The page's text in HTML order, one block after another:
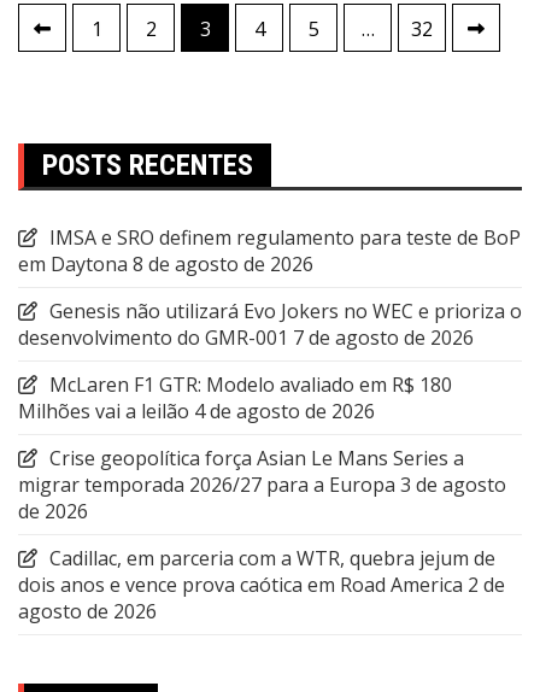
Paginação
de
1 2 3 4 5 … 32
POSTS RECENTES
IMSA e SRO definem regulamento para teste de BoP
em Daytona 8 de agosto de 2026
Genesis não utilizará Evo Jokers no WEC e prioriza o
desenvolvimento do GMR-001 7 de agosto de 2026
McLaren F1 GTR: Modelo avaliado em R$ 180
Milhões vai a leilão 4 de agosto de 2026
Crise geopolítica força Asian Le Mans Series a
migrar temporada 2026/27 para a Europa 3 de agosto
de 2026
Cadillac, em parceria com a WTR, quebra jejum de
dois anos e vence prova caótica em Road America 2 de
agosto de 2026